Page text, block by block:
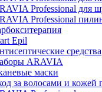
Professional для
Professional
Epil
средства
ARAVIA
маски
за волосами и кожей